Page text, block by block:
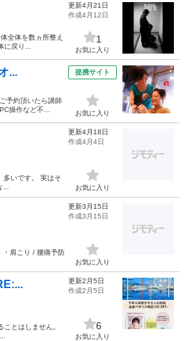
全体を数ヵ所整え
戻り...
更新4月21日
作成4月12日
1
お気に入り
...
予約頂いたら講師
操作など不...
提携サイト
お気に入り
多いです。 実はそ
更新4月18日
作成4月4日
お気に入り
・肩こり / 腰痛予防
更新3月15日
作成3月15日
お気に入り
とはしません。
更新2月5日
作成2月5日
6
お気に入り